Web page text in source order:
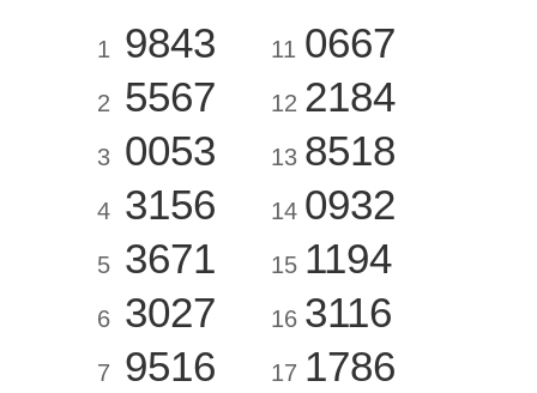
1 9843
2 5567
3 0053
4 3156
5 3671
6 3027
7 9516
11 0667
12 2184
13 8518
14 0932
15 1194
16 3116
17 1786